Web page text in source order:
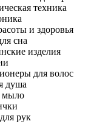
техника
и здоровья
сна
изделия
для волос
душа
мыло
рук